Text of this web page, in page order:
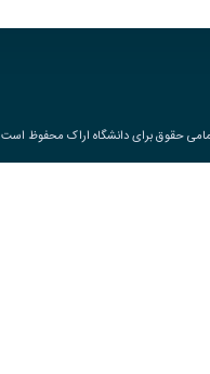
حقوق برای دانشگاه اراک محفوظ است